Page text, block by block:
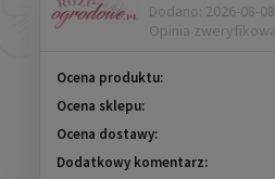
Dodano: 2026-08-08
Opinia
Ocena produktu:
Ocena sklepu:
Ocena dostawy:
Dodatkowy komentarz: